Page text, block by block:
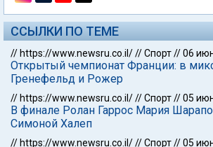
ССЫЛКИ ПО ТЕМЕ
// https://www.newsru.co.il///Спорт//06
Открытый чемпионат Франции: в
Гренефельд и Рожер
// https://www.newsru.co.il///Спорт//05
В финале Ролан Гаррос Мария
Симоной Халеп
// https://www.newsru.co.il///Спорт//05